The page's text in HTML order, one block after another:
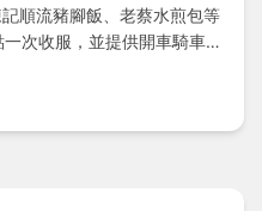
順流豬腳飯、老蔡水煎包等
次收服，並提供開車騎車